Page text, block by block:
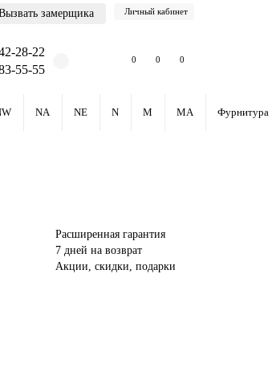
замерщика Личный кабинет
28-22
55-55
0 0 0
NA NE N M MA Фурнитура
Расширенная гарантия
7 дней на возврат
Акции, скидки, подарки